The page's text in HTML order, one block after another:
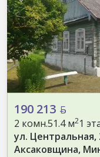
190 213
2 комн.51.4 м21
ул. Центральная,
Аксаковщина,